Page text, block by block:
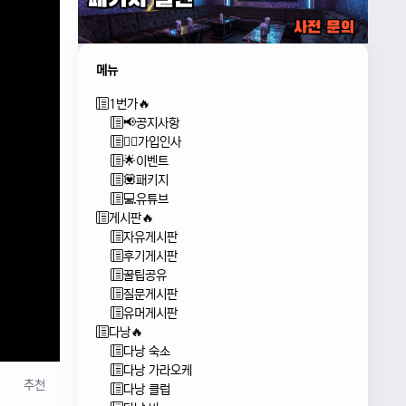
추천
메뉴
1번가🔥
📢공지사항
🙇‍♂️가입인사
🌟이벤트
💟패키지
💻유튜브
게시판🔥
자유게시판
후기게시판
꿀팁공유
질문게시판
유머게시판
다낭🔥
다낭 숙소
다낭 가라오케
다낭 클럽